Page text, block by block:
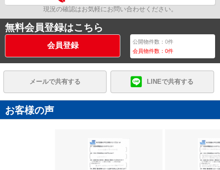
現況の確認はお気軽にお問い合わせください。
無料会員登録はこちら
会員登録 公開物件数：0件
会員物件数：0件
メールで共有する LINEで共有する
お客様の声